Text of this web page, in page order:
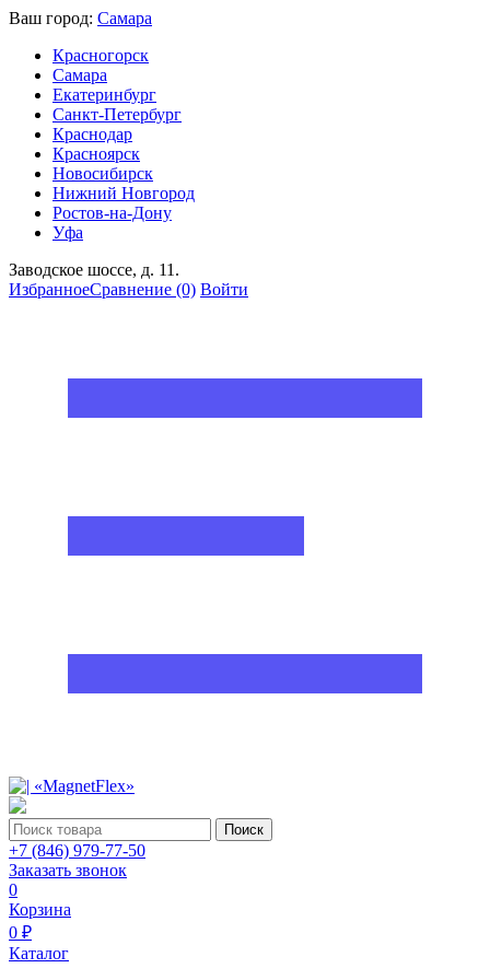
Ваш город: Самара
Красногорск
Самара
Екатеринбург
Санкт-Петербург
Краснодар
Красноярск
Новосибирск
Нижний Новгород
Ростов-на-Дону
Уфа
Заводское шоссе, д. 11.
ИзбранноеСравнение (0) Войти
Поиск
+7 (846) 979-77-50
Заказать звонок
0
Корзина
0 ₽
Каталог